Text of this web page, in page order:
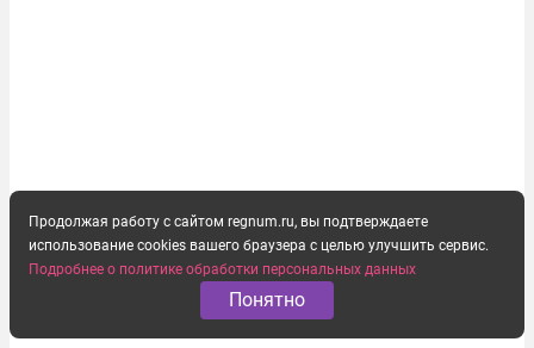
Продолжая работу с сайтом regnum.ru, вы подтверждаете
использование cookies вашего браузера с целью улучшить сервис.
Подробнее о политике обработки персональных данных
Понятно